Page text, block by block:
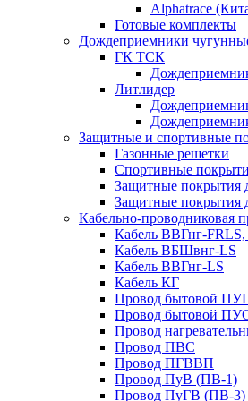
Alphatrace
Готовые комплекты
Дождеприемники
ГК ТСК
Литлидер
Защитные и спортивные
Газонные решетки
Спортивные
Защитные покрытия
Защитные покрытия
Кабельно-проводниковая
Кабель ВВГнг-
Кабель ВБШвнг-LS
Кабель ВВГнг-LS
Кабель КГ
Провод бытовой
Провод бытовой
Провод
Провод ПВС
Провод ПГВВП
Провод ПуВ (ПВ-1)
Провод ПуГВ (ПВ-3)